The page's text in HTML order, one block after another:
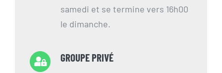
samedi et se termine vers 16h00
le dimanche.
GROUPE PRIVÉ